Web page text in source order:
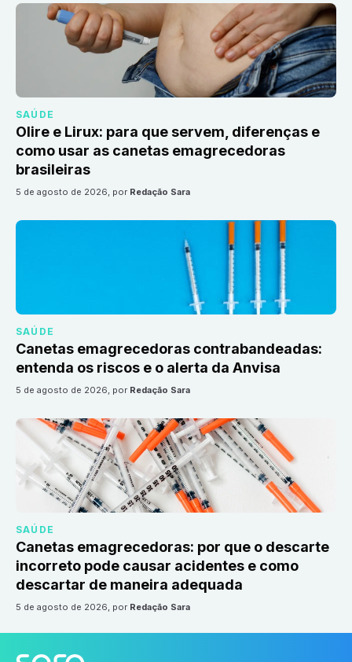
SAÚDE
Olire e Lirux: para que servem, diferenças e
como usar as canetas emagrecedoras
brasileiras
5 de agosto de 2026, por Redação Sara
SAÚDE
Canetas emagrecedoras contrabandeadas:
entenda os riscos e o alerta da Anvisa
5 de agosto de 2026, por Redação Sara
SAÚDE
Canetas emagrecedoras: por que o descarte
incorreto pode causar acidentes e como
descartar de maneira adequada
5 de agosto de 2026, por Redação Sara